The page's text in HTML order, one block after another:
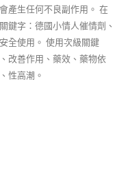
產生任何不良副作用。 在
鍵字：德國小情人催情劑、
全使用。 使用次級關鍵
改善作用、藥效、藥物依
性高潮。